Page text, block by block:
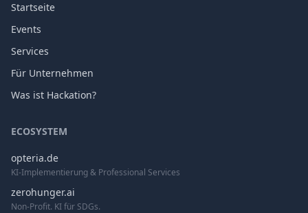
Startseite
Events
Services
Für Unternehmen
Was ist Hackation?
ECOSYSTEM
opteria.de
KI-Implementierung & Professional Services
zerohunger.ai
Non-Profit. KI für SDGs.